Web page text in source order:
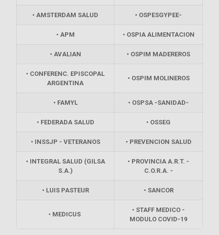
• AMSTERDAM SALUD • OSPESGYPEE-
• APM • OSPIA ALIMENTACION
• AVALIAN • OSPIM MADEREROS
• CONFERENC. EPISCOPAL
ARGENTINA
• OSPIM MOLINEROS
• FAMYL • OSPSA -SANIDAD-
• FEDERADA SALUD • OSSEG
• INSSJP - VETERANOS • PREVENCION SALUD
• INTEGRAL SALUD (GILSA
S.A.)
• PROVINCIA A.R.T. -
C.O.R.A. -
• LUIS PASTEUR • SANCOR
• MEDICUS
• STAFF MEDICO -
MODULO COVID-19